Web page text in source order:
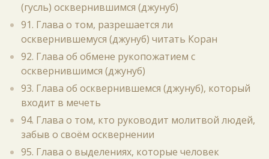
(гусль) осквернившимся (джунуб)
91. Глава о том, разрешается ли
осквернившемуся (джунуб) читать Коран
92. Глава об обмене рукопожатием с
осквернившимся (джунуб)
93. Глава об осквернившемся (джунуб), который
входит в мечеть
94. Глава о том, кто руководит молитвой людей,
забыв о своём осквернении
95. Глава о выделениях, которые человек